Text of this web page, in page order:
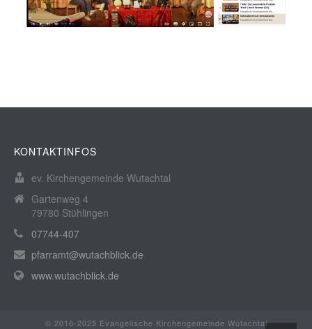
KONTAKTINFOS
ev. Kirchengemeinde Wutachtal
Gartenweg 4
79780 Stühlingen
07744-407
pfarramt@wutachblick.de
www.wutachblick.de
© 2016-2025 Evangelische Kirchengemeinde Wutachtal